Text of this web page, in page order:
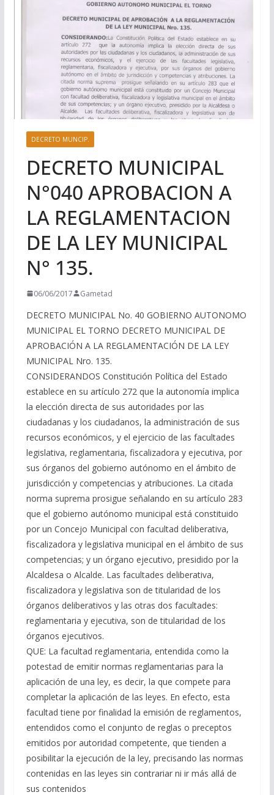
DECRETO MUNCIP.
DECRETO MUNICIPAL
N°040 APROBACION A
LA REGLAMENTACION
DE LA LEY MUNICIPAL
N° 135.
06/06/2017 Gametad
DECRETO MUNICIPAL No. 40 GOBIERNO AUTONOMO
MUNICIPAL EL TORNO DECRETO MUNICIPAL DE
APROBACIÓN A LA REGLAMENTACIÓN DE LA LEY
MUNICIPAL Nro. 135.
CONSIDERANDOS Constitución Política del Estado
establece en su artículo 272 que la autonomía implica
la elección directa de sus autoridades por las
ciudadanas y los ciudadanos, la administración de sus
recursos económicos, y el ejercicio de las facultades
legislativa, reglamentaria, fiscalizadora y ejecutiva, por
sus órganos del gobierno autónomo en el ámbito de
jurisdicción y competencias y atribuciones. La citada
norma suprema prosigue señalando en su artículo 283
que el gobierno autónomo municipal está constituido
por un Concejo Municipal con facultad deliberativa,
fiscalizadora y legislativa municipal en el ámbito de sus
competencias; y un órgano ejecutivo, presidido por la
Alcaldesa o Alcalde. Las facultades deliberativa,
fiscalizadora y legislativa son de titularidad de los
órganos deliberativos y las otras dos facultades:
reglamentaria y ejecutiva, son de titularidad de los
órganos ejecutivos.
QUE: La facultad reglamentaria, entendida como la
potestad de emitir normas reglamentarias para la
aplicación de una ley, es decir, la que compete para
completar la aplicación de las leyes. En efecto, esta
facultad tiene por finalidad la emisión de reglamentos,
entendidos como el conjunto de reglas o preceptos
emitidos por autoridad competente, que tienden a
posibilitar la ejecución de la ley, precisando las normas
contenidas en las leyes sin contrariar ni ir más allá de
sus contenidos